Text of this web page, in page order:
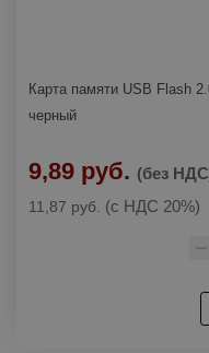
Карта памяти USB Flash
черный
9,89 руб. (без
11,87 руб. (с НДС 20%)